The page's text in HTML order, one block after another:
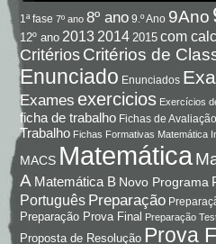
1ª fase 7º ano 8º ano 9.º Ano 9Ano
12º ano 2013 2014 2015 com
Critérios Critérios de
Enunciado Enunciados
Exames exercicios Exercícios
ficha de trabalho Fichas de Avaliação
Trabalho Fichas Formativas Matemática
MACS Matemática
A Matemática B Novo Programa
Português Preparação
Preparação Prova Final Preparação
Proposta de Resolução Prova